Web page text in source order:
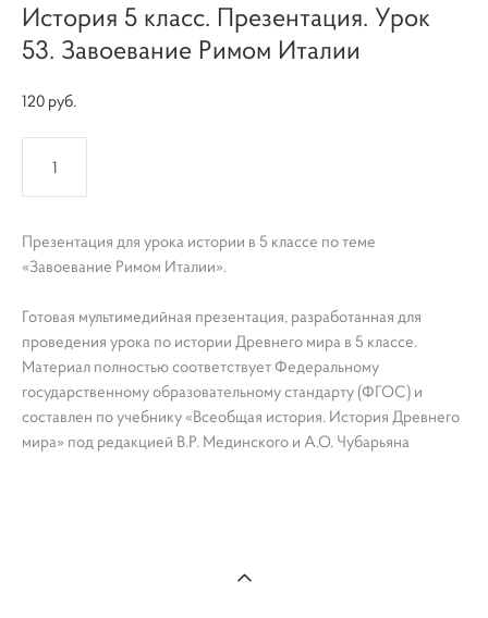
История 5 класс. Презентация. Урок
53. Завоевание Римом Италии
120 pуб.
Презентация для урока истории в 5 классе по теме
«Завоевание Римом Италии».
Готовая мультимедийная презентация, разработанная для
проведения урока по истории Древнего мира в 5 классе.
Материал полностью соответствует Федеральному
государственному образовательному стандарту (ФГОС) и
составлен по учебнику «Всеобщая история. История Древнего
мира» под редакцией В.Р. Мединского и А.О. Чубарьяна